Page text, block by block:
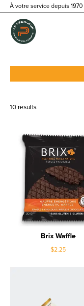
À votre service depuis 1970
10 results
Brix Waffle
$2.25